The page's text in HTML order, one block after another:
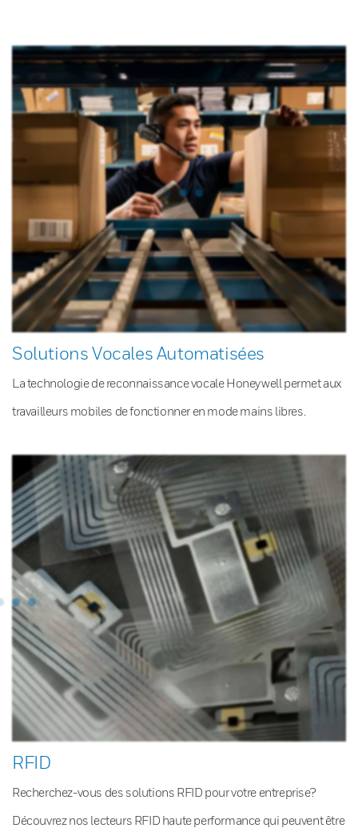
Solutions Vocales Automatisées
La technologie de reconnaissance vocale Honeywell permet aux
travailleurs mobiles de fonctionner en mode mains libres.
RFID
Recherchez-vous des solutions RFID pour votre entreprise?
Découvrez nos lecteurs RFID haute performance qui peuvent être